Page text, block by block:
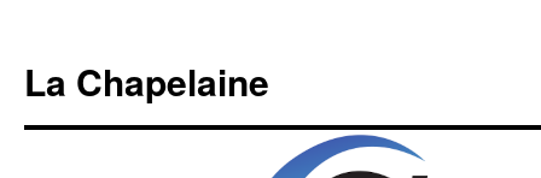
contenu
La Chapelaine